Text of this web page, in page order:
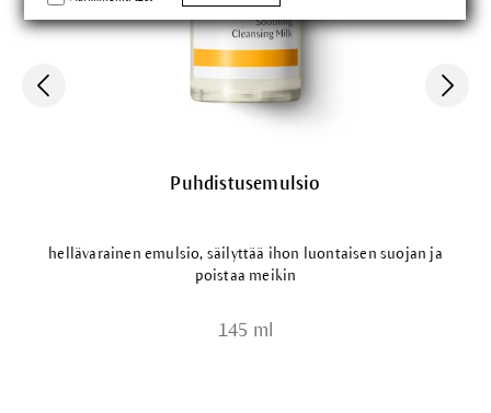
Puhdistusemulsio
hellävarainen emulsio, säilyttää ihon luontaisen suojan ja
poistaa meikin
145 ml